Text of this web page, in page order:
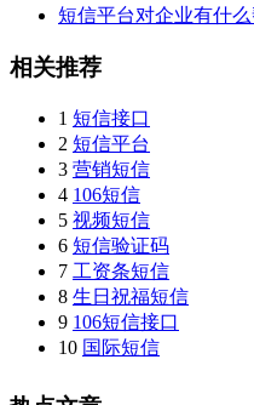
短信平台对企业有什么
相关推荐
1 短信接口
2 短信平台
3 营销短信
4 106短信
5 视频短信
6 短信验证码
7 工资条短信
8 生日祝福短信
9 106短信接口
10 国际短信